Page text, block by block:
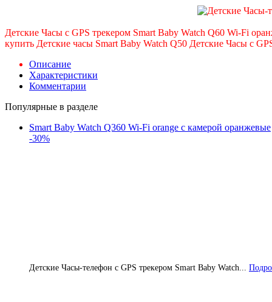
Детские Часы с GPS трекером Smart Baby Watch Q60 Wi-Fi
купить Детские часы Smart Baby Watch Q50 Детские Часы с
Описание
Характеристики
Комментарии
Популярные в разделе
Smart Baby Watch Q360 Wi-Fi orange с камерой оранжевые
-30%
Детские Часы-телефон с GPS трекером Smart Baby Watch...